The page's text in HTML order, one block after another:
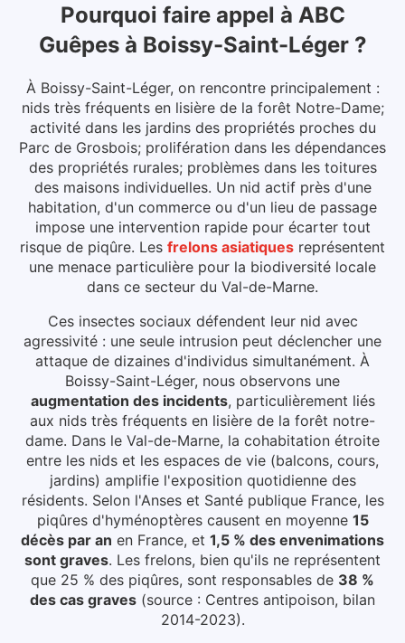
Pourquoi faire appel à ABC
Guêpes à Boissy-Saint-Léger ?
À Boissy-Saint-Léger, on rencontre principalement :
nids très fréquents en lisière de la forêt Notre-Dame;
activité dans les jardins des propriétés proches du
Parc de Grosbois; prolifération dans les dépendances
des propriétés rurales; problèmes dans les toitures
des maisons individuelles. Un nid actif près d'une
habitation, d'un commerce ou d'un lieu de passage
impose une intervention rapide pour écarter tout
risque de piqûre. Les frelons asiatiques représentent
une menace particulière pour la biodiversité locale
dans ce secteur du Val-de-Marne.
Ces insectes sociaux défendent leur nid avec
agressivité : une seule intrusion peut déclencher une
attaque de dizaines d'individus simultanément. À
Boissy-Saint-Léger, nous observons une
augmentation des incidents, particulièrement liés
aux nids très fréquents en lisière de la forêt notre-
dame. Dans le Val-de-Marne, la cohabitation étroite
entre les nids et les espaces de vie (balcons, cours,
jardins) amplifie l'exposition quotidienne des
résidents. Selon l'Anses et Santé publique France, les
piqûres d'hyménoptères causent en moyenne 15
décès par an en France, et 1,5 % des envenimations
sont graves. Les frelons, bien qu'ils ne représentent
que 25 % des piqûres, sont responsables de 38 %
des cas graves (source : Centres antipoison, bilan
2014-2023).